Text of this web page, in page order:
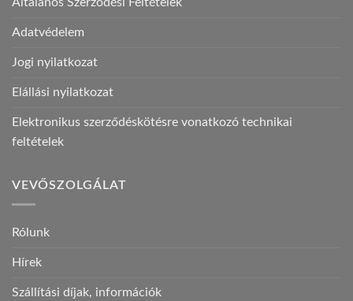
Adatvédelem
Jogi nyilatkozat
Elállási nyilatkozat
Elektronikus szerződéskötésre vonatkozó technikai
feltételek
VEVŐSZOLGÁLAT
Rólunk
Hírek
Szállítási díjak, információk